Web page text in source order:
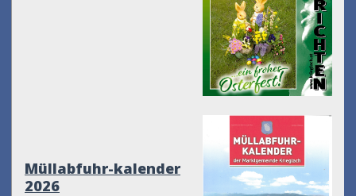
Müllabfuhr-kalender
2026